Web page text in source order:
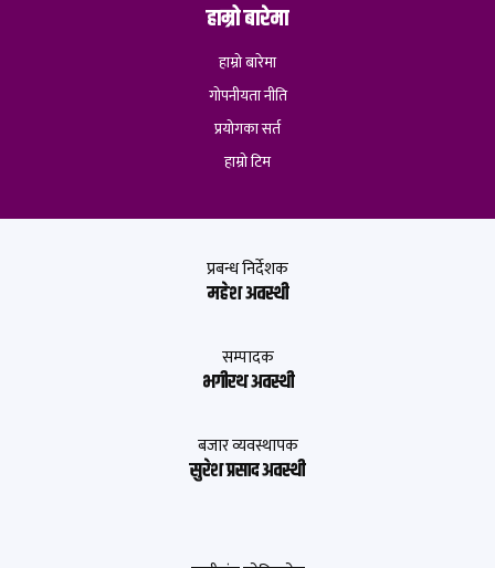
हाम्रो बारेमा
हाम्रो बारेमा
गोपनीयता नीति
प्रयोगका सर्त
हाम्रो टिम
प्रबन्ध निर्देशक
महेश अवस्थी
सम्पादक
भगीरथ अवस्थी
बजार व्यवस्थापक
सुरेश प्रसाद अवस्थी